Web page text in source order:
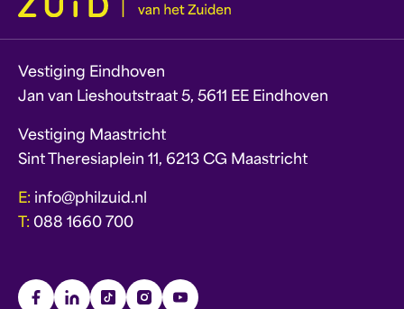
Vestiging Eindhoven
Jan van Lieshoutstraat 5, 5611 EE Eindhoven
Vestiging Maastricht
Sint Theresiaplein 11, 6213 CG Maastricht
E: info@philzuid.nl
T: 088 1660 700